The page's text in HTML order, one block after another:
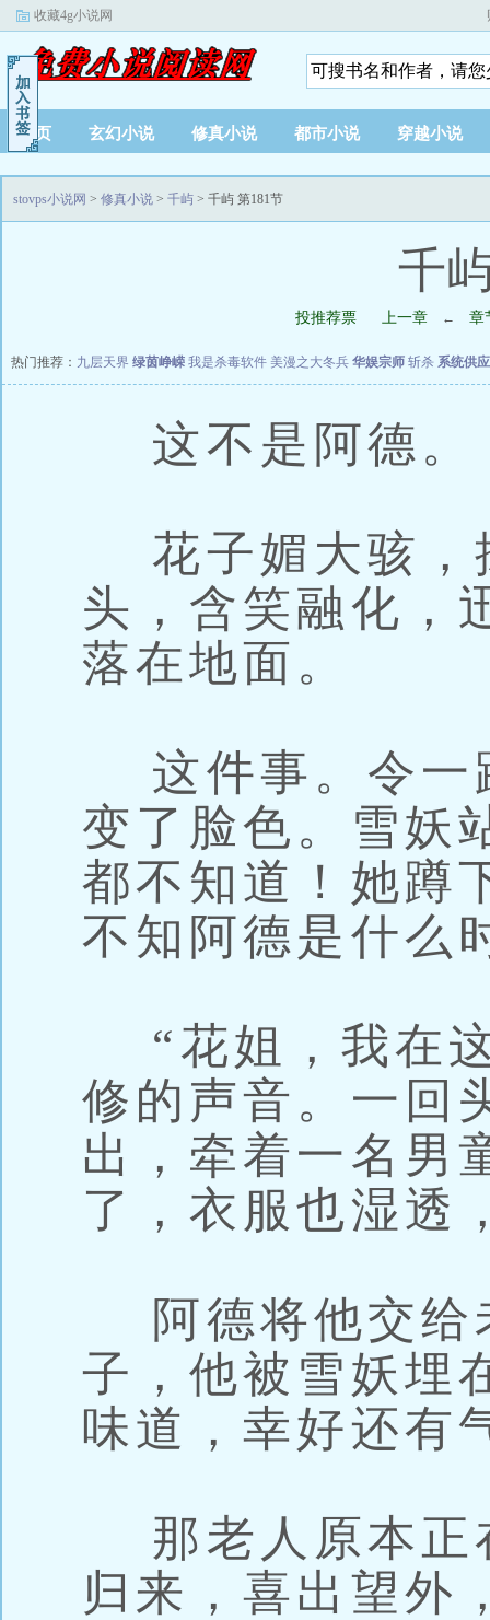
收藏4g小说网
首页 玄幻小说 修真小说 都市小说 穿越小说
stovps小说网 > 修真小说 > 千屿 > 千屿 第181节
千
投推荐票 上一章 ← 章
热门推荐： 九层天界 绿茵峥嵘 我是杀毒软件 美漫之大冬兵 华娱宗师 斩杀 系统供
这不是阿德。
花子媚大骇，
头，含笑融化，
落在地面。
这件事。令一
变了脸色。雪妖
都不知道！她蹲
不知阿德是什么
“花姐，我在
修的声音。一回
出，牵着一名男
了，衣服也湿透
阿德将他交给
子，他被雪妖埋
味道，幸好还有
那老人原本正
归来，喜出望外